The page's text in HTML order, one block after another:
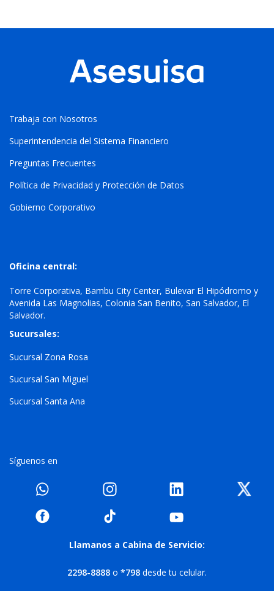
Trabaja con Nosotros
Superintendencia del Sistema Financiero
Preguntas Frecuentes
Política de Privacidad y Protección de Datos
Gobierno Corporativo
Oficina central:
Torre Corporativa, Bambu City Center, Bulevar El Hipódromo y
Avenida Las Magnolias, Colonia San Benito, San Salvador, El
Salvador.
Sucursales:
Sucursal Zona Rosa
Sucursal San Miguel
Sucursal Santa Ana
Síguenos en
Llamanos a Cabina de Servicio:
2298-8888 o *798 desde tu celular.